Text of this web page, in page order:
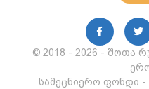
© 2018 - 2026 - შოთა
სამეცნიერო ფონდი